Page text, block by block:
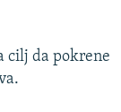
cilj da pokrene